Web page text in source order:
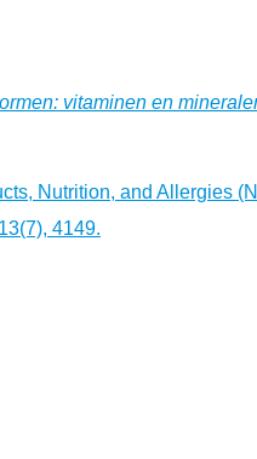
vitaminen en
Nutrition, and Allergies
4149.